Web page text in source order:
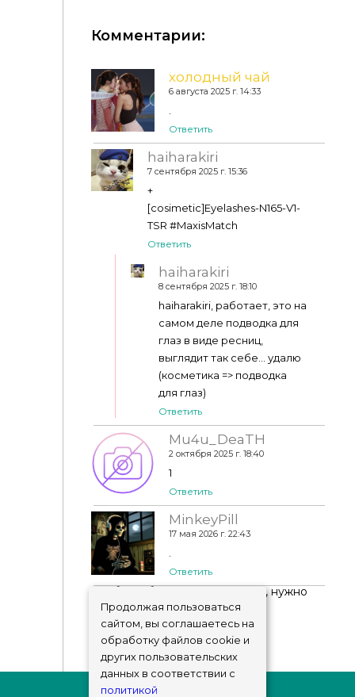
Тени "MM Matte Eyeshadow N329 V1"
Комментарии:
холодный чай
6 августа 2025 г. 14:33
.
Ответить
haiharakiri
7 сентября 2025 г. 15:36
+
[cosimetic]Eyelashes-N165-V1-
TSR #MaxisMatch
Ответить
haiharakiri
8 сентября 2025 г. 18:10
haiharakiri, работает, это на
самом деле подводка для
глаз в виде ресниц,
выглядит так себе... удалю
(косметика => подводка
для глаз)
Ответить
Mu4u_DeaTH
2 октября 2025 г. 18:40
1
Ответить
MinkeyPill
17 мая 2026 г. 22:43
.
Ответить
Чтобы добавить комментарий, нужно
авторизоваться!
Продолжая пользоваться
сайтом, вы соглашаетесь на
обработку файлов cookie и
других пользовательских
данных в соответствии с
политикой